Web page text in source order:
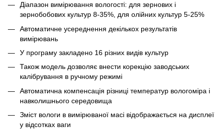
Діапазон вимірювання вологості: для зернових і
зернобобових культур 8-35%, для олійних культур 5-25%
Автоматичне усереднення декількох результатів
вимірювань
У програму закладено 16 різних видів культур
Також модель дозволяє внести корекцію заводських
калібрування в ручному режимі
Автоматична компенсація різниці температур вологоміра і
навколишнього середовища
Зміст вологи в вимірюваної масі відображається на дисплеї
у відсотках ваги